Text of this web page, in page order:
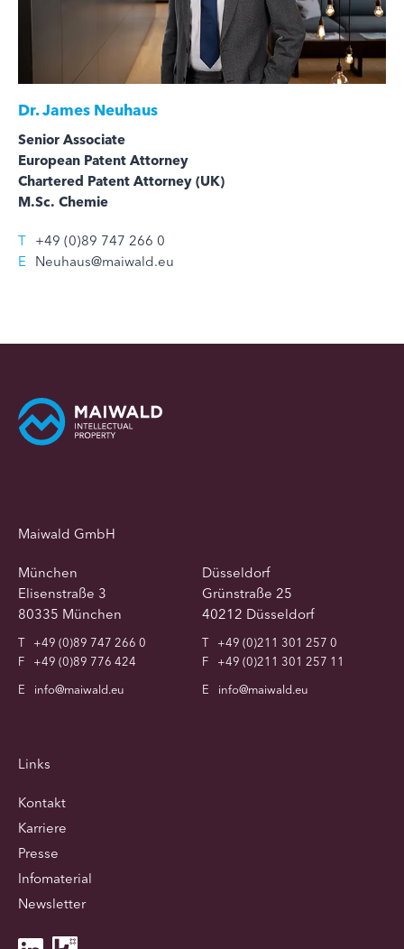
Dr.James Neuhaus
Senior Associate
European Patent Attorney
Chartered Patent Attorney (UK)
M.Sc. Chemie
T +49 (0)89 747 266 0
E Neuhaus@maiwald.eu
Maiwald GmbH
München
Elisenstraße 3
80335 München
T
+49 (0)89 747 266 0
F
+49 (0)89 776 424
E
info@maiwald.eu
Düsseldorf
Grünstraße 25
40212 Düsseldorf
T
+49 (0)211 301 257 0
F
+49 (0)211 301 257 11
E
info@maiwald.eu
Links
Kontakt
Karriere
Presse
Infomaterial
Newsletter